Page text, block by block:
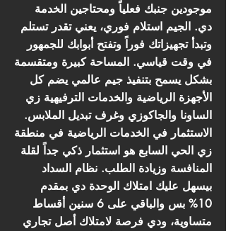
موجودين جنبك فعلياً ومحتاجين الخدمة
دي. الجيم استلام فوري، يعني تقدر تستلم
وتبدأ تجهيزاتك فوراً وتفتح أبوابك للجمهور
في وقت قياسي. المساحة كبيرة ومتقسمة
بشكل يسمح بتنفيذ جيم عالمي يضم كل
الأجهزة الرياضية والخدمات الترفيهية زي
الساونا والجاكوزي وغرف تبديل الملابس.
الاستثمار في الخدمات الرياضية في منطقة
زي الحي السابع هو استثمار ذكي جداً لقلة
المنافسة وزيادة الطلب. نظام السداد
بيسهل عليك امتلاك الوحدة دي بمقدم
10% بس والباقي على 6 سنين أقساط
متساوية، ودي فرصة لامتلاك أصل تجاري